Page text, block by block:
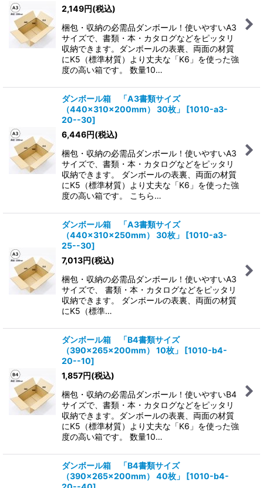
2,149円(税込)
梱包・収納の必需品ダンボール！使いやすいA3
サイズで、書類・本・カタログなどをピッタリ
収納できます。ダンボールの表裏、両面の材質
にK5（標準材質）より丈夫な「K6」を使った強
度の高い箱です。 数量10…
ダンボール箱 「A3書類サイズ
（440×310×200mm） 30枚」
[1010-a3-
20--30]
6,446円(税込)
梱包・収納の必需品ダンボール！使いやすいA3
サイズで、書類・本・カタログなどをピッタリ
収納できます。 ダンボールの表裏、両面の材質
にK5（標準材質）より丈夫な「K6」を使った強
度の高い箱です。 こちら…
ダンボール箱 「A3書類サイズ
（440×310×250mm） 30枚」
[1010-a3-
25--30]
7,013円(税込)
梱包・収納の必需品ダンボール！使いやすいA3
サイズで、 書類・本・カタログなどをピッタリ
収納できます。 ダンボールの表裏、両面の材質
にK5（標準…
ダンボール箱 「B4書類サイズ
（390×265×200mm） 10枚」
[1010-b4-
20--10]
1,857円(税込)
梱包・収納の必需品ダンボール！使いやすいB4
サイズで、書類・本・カタログなどをピッタリ
収納できます。ダンボールの表裏、両面の材質
にK5（標準材質）より丈夫な「K6」を使った強
度の高い箱です。 数量10…
ダンボール箱 「B4書類サイズ
（390×265×200mm） 40枚」
[1010-b4-